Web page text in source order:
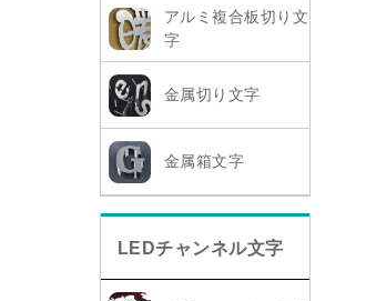
アルミ複合板切り文
字
金属切り文字
金属箱文字
LEDチャンネル文字